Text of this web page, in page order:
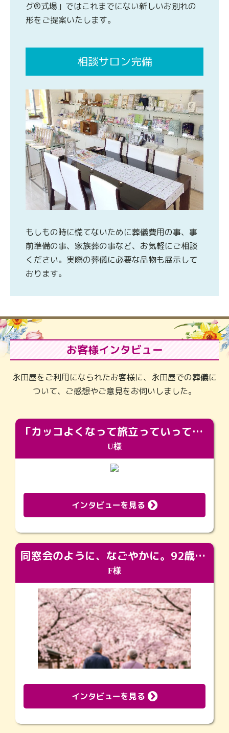
グ®式場」ではこれまでにない新しいお別れの
形をご提案いたします。
相談サロン完備
もしもの時に慌てないために葬儀費用の事、事
前準備の事、家族葬の事など、お気軽にご相談
ください。実際の葬儀に必要な品物も展示して
おります。
お客様インタビュー
永田屋をご利用になられたお客様に、永田屋での葬儀に
ついて、ご感想やご意見をお伺いしました。
「カッコよくなって旅立っていってくれました（笑）もっとカッコいいって言ってあげればよかったな」
U様
インタビューを見る
同窓会のように、なごやかに。92歳の旅立ちを彩った、再会と感謝の場
F様
インタビューを見る